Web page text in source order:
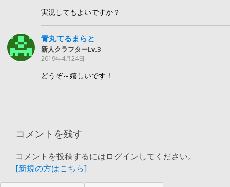
実況してもよいですか？
青丸てるまらと
新人クラフターLv.3
2019年4月24日
どうぞ～嬉しいです！
コメントを残す
コメントを投稿するにはログインしてください。
[新規の方はこちら]